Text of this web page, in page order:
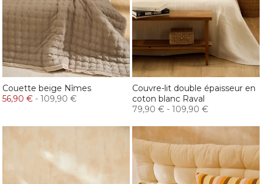
Couette beige Nîmes
56,90 € - 109,90 €
Couvre-lit double épaisseur en
coton blanc Raval
79,90 € - 109,90 €